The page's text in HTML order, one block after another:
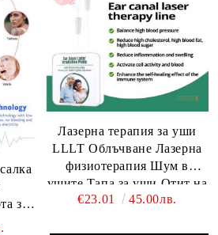
за
Лазерна терапия за уши
LLLT Облъчване Лазерна
физиотерапия Шум в
ушите Тапа за уши Отит на
средното ухо Глухота
€23.01 45.00лв.